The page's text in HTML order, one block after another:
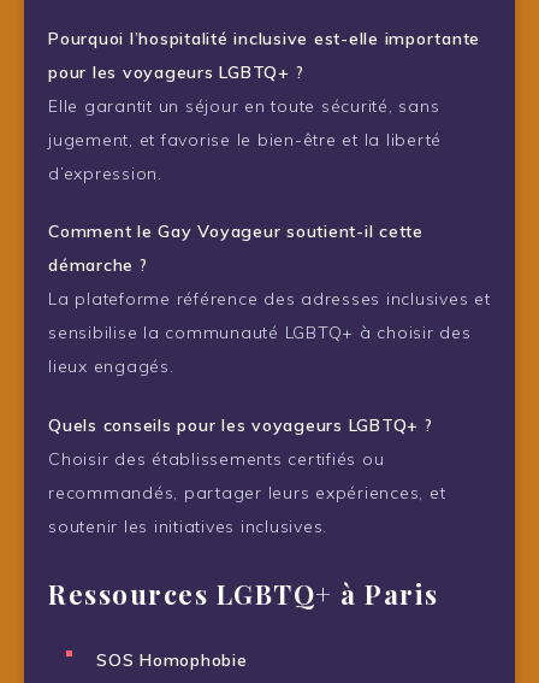
Pourquoi l’hospitalité inclusive est-elle importante
pour les voyageurs LGBTQ+ ?
Elle garantit un séjour en toute sécurité, sans
jugement, et favorise le bien-être et la liberté
d’expression.
Comment le Gay Voyageur soutient-il cette
démarche ?
La plateforme référence des adresses inclusives et
sensibilise la communauté LGBTQ+ à choisir des
lieux engagés.
Quels conseils pour les voyageurs LGBTQ+ ?
Choisir des établissements certifiés ou
recommandés, partager leurs expériences, et
soutenir les initiatives inclusives.
Ressources LGBTQ+ à Paris
SOS Homophobie